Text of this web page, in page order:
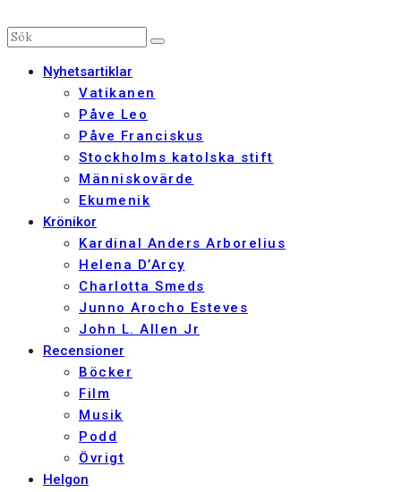
Nyhetsartiklar
Vatikanen
Påve Leo
Påve Franciskus
Stockholms katolska stift
Människovärde
Ekumenik
Krönikor
Kardinal Anders Arborelius
Helena D’Arcy
Charlotta Smeds
Junno Arocho Esteves
John L. Allen Jr
Recensioner
Böcker
Film
Musik
Podd
Övrigt
Helgon